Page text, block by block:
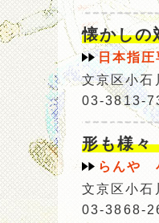
懐かしの
日本指圧
文京区小
03-3813-
形も様々
らんや
文京区小
03-3868-